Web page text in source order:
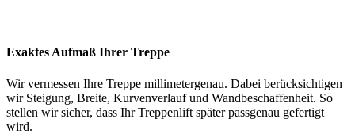
Exaktes Aufmaß Ihrer Treppe
Wir vermessen Ihre Treppe millimetergenau. Dabei berücksichtigen
wir Steigung, Breite, Kurvenverlauf und Wandbeschaffenheit. So
stellen wir sicher, dass Ihr Treppenlift später passgenau gefertigt
wird.